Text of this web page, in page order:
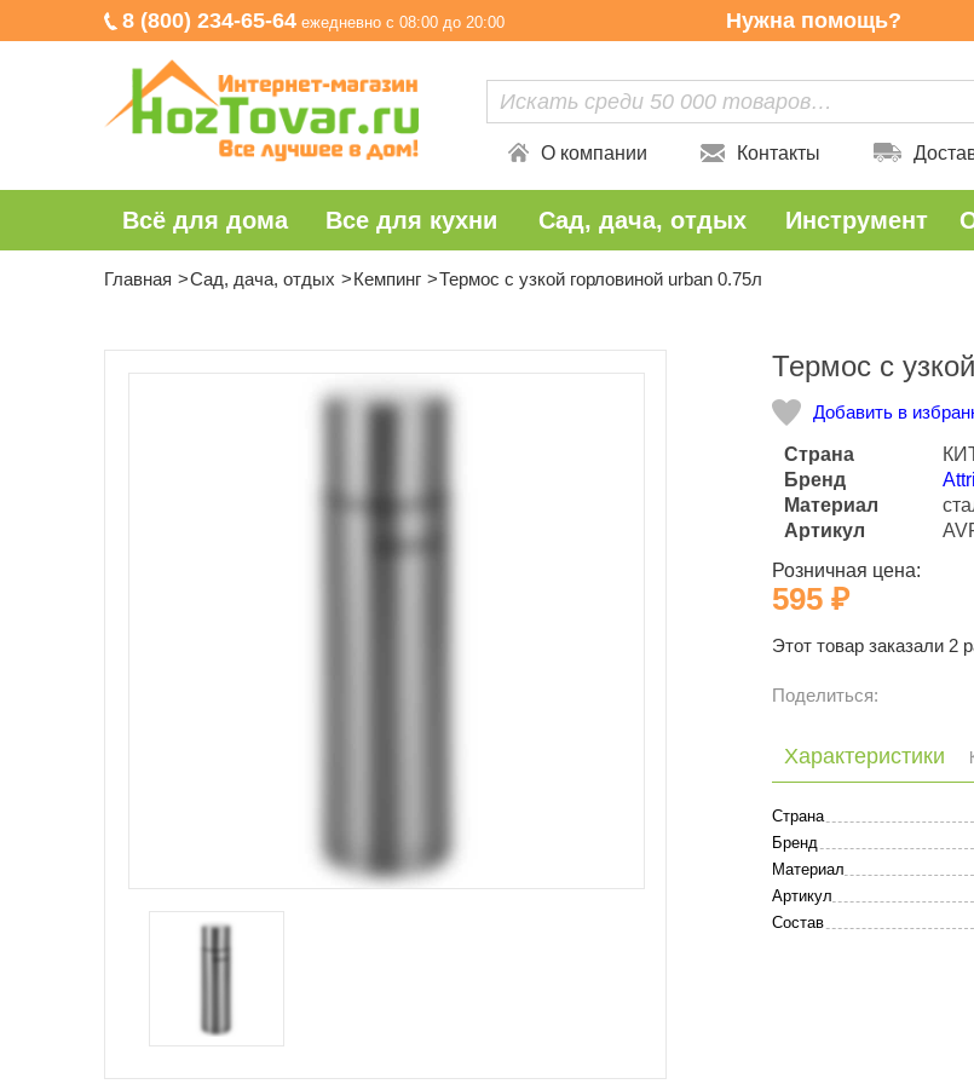
8 (800) 234-65-64 ежедневно с 08:00 до 20:00 Нужна помощь?
О компании Контакты
Всё для дома Все для кухни Сад, дача, отдых Инструмент
Главная Сад, дача, отдых Кемпинг Термос с узкой горловиной urban 0.75л
Термос с
Добавить в
Страна
Бренд
Материал
Артикул
Розничная цена:
595 ₽
Этот товар заказали 2
Поделиться:
Характеристики
Страна
Бренд
Материал
Артикул
Состав